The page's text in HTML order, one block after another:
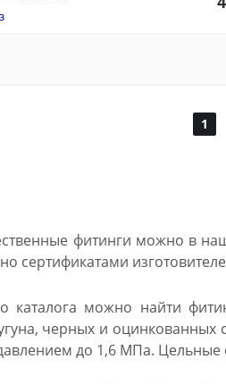
1
фитинги можно в
сертификатами
каталога можно найти
черных и оцинкованных
до 1,6 МПа.